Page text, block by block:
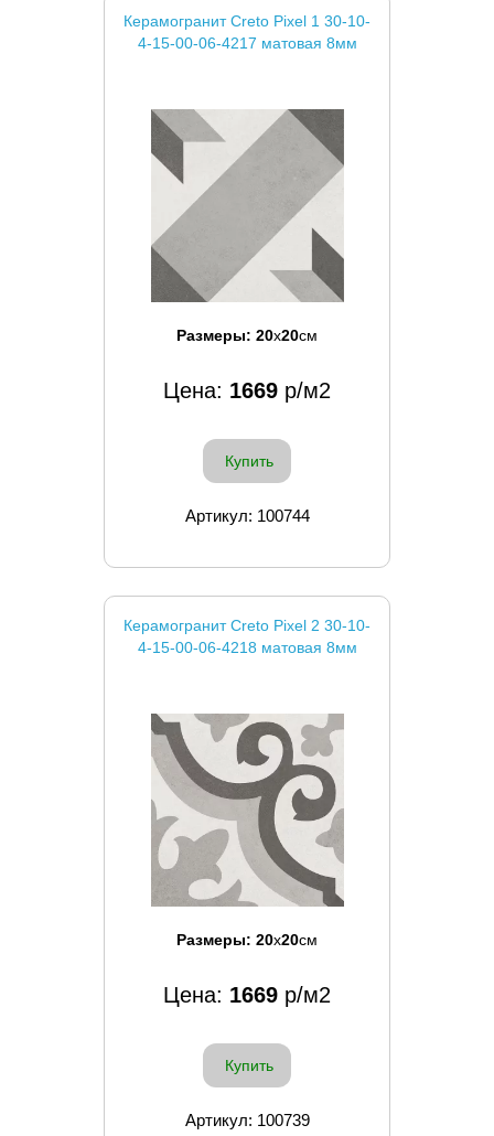
Керамогранит Creto Pixel 1 30-10-
4-15-00-06-4217 матовая 8мм
Размеры: 20x20см
Цена: 1669 р/м2
Купить
Артикул: 100744
Керамогранит Creto Pixel 2 30-10-
4-15-00-06-4218 матовая 8мм
Размеры: 20x20см
Цена: 1669 р/м2
Купить
Артикул: 100739